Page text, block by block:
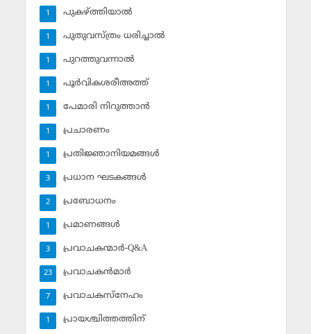
പുകഴ്ത്തിയാല്‍
1
പുതുവസ്ത്രം ധരിച്ചാല്‍
1
പുറത്തുവന്നാല്‍
1
പൂര്‍വികശരീഅത്ത്
1
പേമാരി നിറുത്താന്‍
1
പ്രചാരണം
1
പ്രതിജ്ഞാനിയമങ്ങള്‍
1
പ്രധാന ഘടകങ്ങള്‍
3
പ്രബോധനം
2
പ്രമാണങ്ങള്‍
1
പ്രവാചകന്മാര്‍-Q&A
3
പ്രവാചകന്‍മാര്‍
23
പ്രവാചകസ്‌നേഹം
7
പ്രായശ്ചിത്തത്തിന്
1